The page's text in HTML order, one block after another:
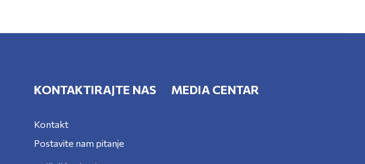
KONTAKTIRAJTE NAS
Kontakt
Postavite nam pitanje
MEDIA CENTAR